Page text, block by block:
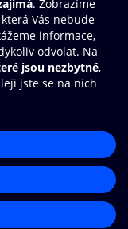
Knihovna
své e-knihy a
a pohodlněji.